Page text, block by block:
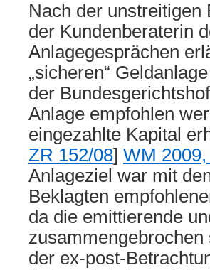
Nach der unstreitigen
der Kundenberaterin
Anlagegesprächen
„sicheren“
der
Anlage empfohlen
eingezahlte Kapital
ZR 152/08] WM
Anlageziel war mit
Beklagten
da die emittierende
der ex-post-